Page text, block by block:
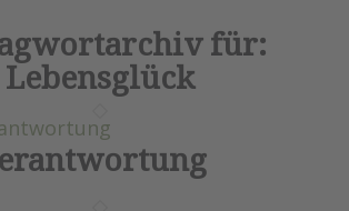
für:
Lebensglück